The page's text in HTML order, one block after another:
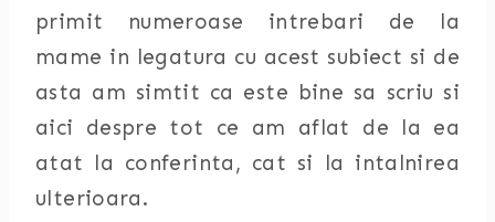
primit numeroase intrebari de la
mame in legatura cu acest subiect si de
asta am simtit ca este bine sa scriu si
aici despre tot ce am aflat de la ea
atat la conferinta, cat si la intalnirea
ulterioara.